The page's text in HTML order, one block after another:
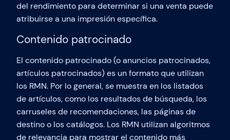
del rendimiento para determinar si una venta puede
atribuirse a una impresión específica.
Contenido patrocinado
El contenido patrocinado (o anuncios patrocinados,
artículos patrocinados) es un formato que utilizan
los RMN. Por lo general, se muestra en los listados
de artículos, como los resultados de búsqueda, los
carruseles de recomendaciones, las páginas de
destino o los catálogos. Los RMN utilizan algoritmos
de relevancia para mostrar el contenido más